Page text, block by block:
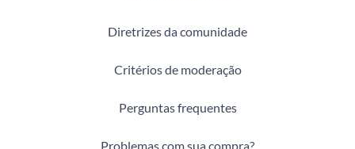
Diretrizes da comunidade
Critérios de moderação
Perguntas frequentes
Problemas com sua compra?